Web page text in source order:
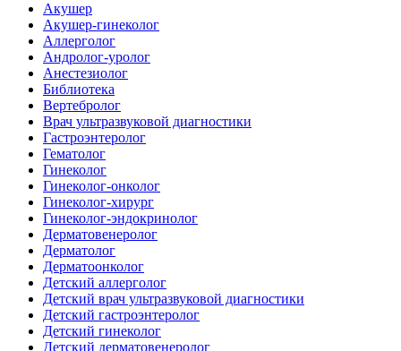
Акушер
Акушер-гинеколог
Аллерголог
Андролог-уролог
Анестезиолог
Библиотека
Вертебролог
Врач ультразвуковой диагностики
Гастроэнтеролог
Гематолог
Гинеколог
Гинеколог-онколог
Гинеколог-хирург
Гинеколог-эндокринолог
Дерматовенеролог
Дерматолог
Дерматоонколог
Детский аллерголог
Детский врач ультразвуковой диагностики
Детский гастроэнтеролог
Детский гинеколог
Детский дерматовенеролог